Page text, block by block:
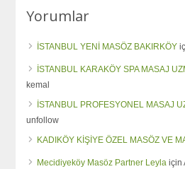
Yorumlar
İSTANBUL YENİ MASÖZ BAKIRKÖY
İSTANBUL KARAKÖY SPA MASAJ
kemal
İSTANBUL PROFESYONEL MASAJ
unfollow
KADIKÖY KİŞİYE ÖZEL MASÖZ VE
Mecidiyeköy Masöz Partner Leyla için